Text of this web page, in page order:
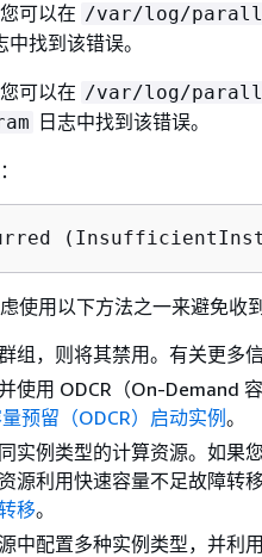
可以在 /var/log/
中找到该错误。
可以在 /var/log/
日志中找到该错误。
使用以下方法之一来避免收
组，则将其禁用。有关更多
使用 ODCR（On-Demand
预留（ODCR）启动实例 。
实例类型的计算资源。如果
源利用快速容量不足故障转
移。
中配置多种实例类型，并利